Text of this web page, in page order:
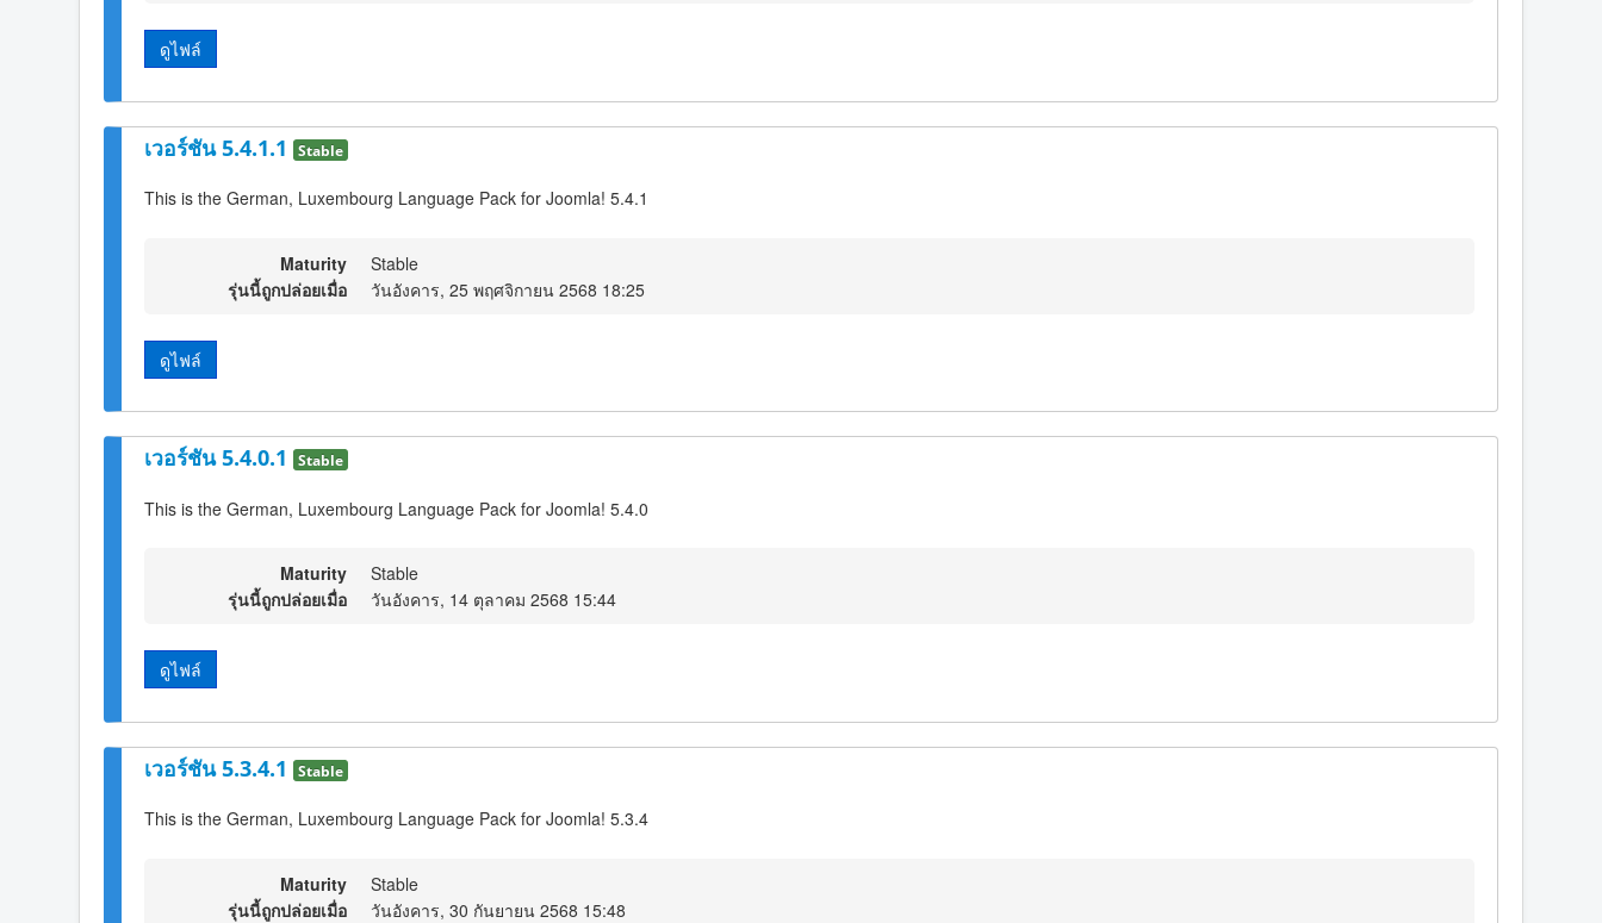
ดูไฟล์
เวอร์ชัน 5.4.1.1 Stable
This is the German, Luxembourg Language Pack for Joomla! 5.4.1
Maturity
Stable
รุ่นนี้ถูกปล่อยเมื่อ
วันอังคาร, 25 พฤศจิกายน 2568 18:25
ดูไฟล์
เวอร์ชัน 5.4.0.1 Stable
This is the German, Luxembourg Language Pack for Joomla! 5.4.0
Maturity
Stable
รุ่นนี้ถูกปล่อยเมื่อ
วันอังคาร, 14 ตุลาคม 2568 15:44
ดูไฟล์
เวอร์ชัน 5.3.4.1 Stable
This is the German, Luxembourg Language Pack for Joomla! 5.3.4
Maturity
Stable
รุ่นนี้ถูกปล่อยเมื่อ
วันอังคาร, 30 กันยายน 2568 15:48